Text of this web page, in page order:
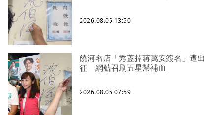
2026.08.05 13:50
饒河名店「秀蓋掉蔣萬安簽名」遭出
征 網號召刷五星幫補血
2026.08.05 07:59